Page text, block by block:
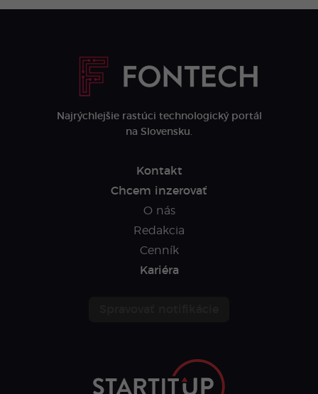
Najrýchlejšie rastúci technologický portál
na Slovensku.
Kontakt
Chcem inzerovať
O nás
Redakcia
Cenník
Kariéra